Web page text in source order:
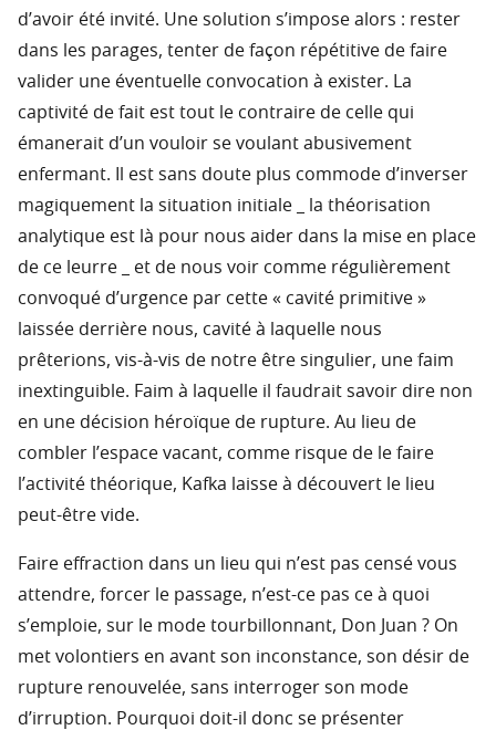
d’avoir été invité. Une solution s’impose alors : rester
dans les parages, tenter de façon répétitive de faire
valider une éventuelle convocation à exister. La
captivité de fait est tout le contraire de celle qui
émanerait d’un vouloir se voulant abusivement
enfermant. Il est sans doute plus commode d’inverser
magiquement la situation initiale _ la théorisation
analytique est là pour nous aider dans la mise en place
de ce leurre _ et de nous voir comme régulièrement
convoqué d’urgence par cette « cavité primitive »
laissée derrière nous, cavité à laquelle nous
prêterions, vis-à-vis de notre être singulier, une faim
inextinguible. Faim à laquelle il faudrait savoir dire non
en une décision héroïque de rupture. Au lieu de
combler l’espace vacant, comme risque de le faire
l’activité théorique, Kafka laisse à découvert le lieu
peut-être vide.
Faire effraction dans un lieu qui n’est pas censé vous
attendre, forcer le passage, n’est-ce pas ce à quoi
s’emploie, sur le mode tourbillonnant, Don Juan ? On
met volontiers en avant son inconstance, son désir de
rupture renouvelée, sans interroger son mode
d’irruption. Pourquoi doit-il donc se présenter